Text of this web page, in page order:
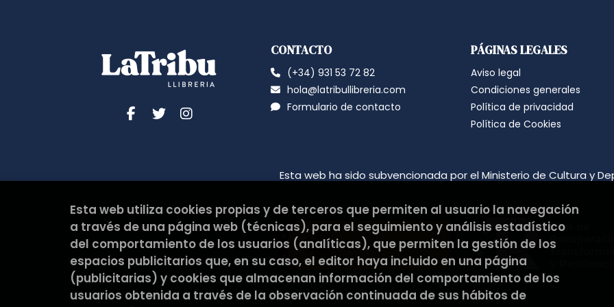
suprimirán con medidas de
Destinatarios: no se cederán a
Derechos que asisten al Usuario:
a) Derecho a retirar el
portabilidad de los datos
datos y a la limitación u
ambos con la fotocopia del DNI
Dirección electrónica:
Si desea ampliar información
hacerlo en el siguiente enlace:
CONTACTO
(+34) 931 53 72 82
hola@latribullibreria.com
Formulario de contacto
PÁGINAS LEGALES
Aviso legal
Condiciones generales
Política de privacidad
Política de Cookies
Esta web ha sido subvencionada por el Ministerio de Cultura y
Esta web utiliza cookies propias y de terceros que permiten al usuario la navegación
a través de una página web (técnicas), para el seguimiento y análisis estadístico
del comportamiento de los usuarios (analíticas), que permiten la gestión de los
espacios publicitarios que, en su caso, el editor haya incluido en una página
(publicitarias) y cookies que almacenan información del comportamiento de los
usuarios obtenida a través de la observación continuada de sus hábitos de